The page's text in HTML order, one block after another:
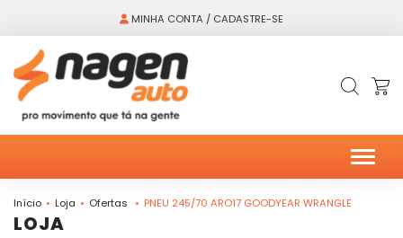
MINHA CONTA / CADASTRE-SE
Início Loja Ofertas PNEU 245/70 ARO17 GOODYEAR WRANGLE
LOJA